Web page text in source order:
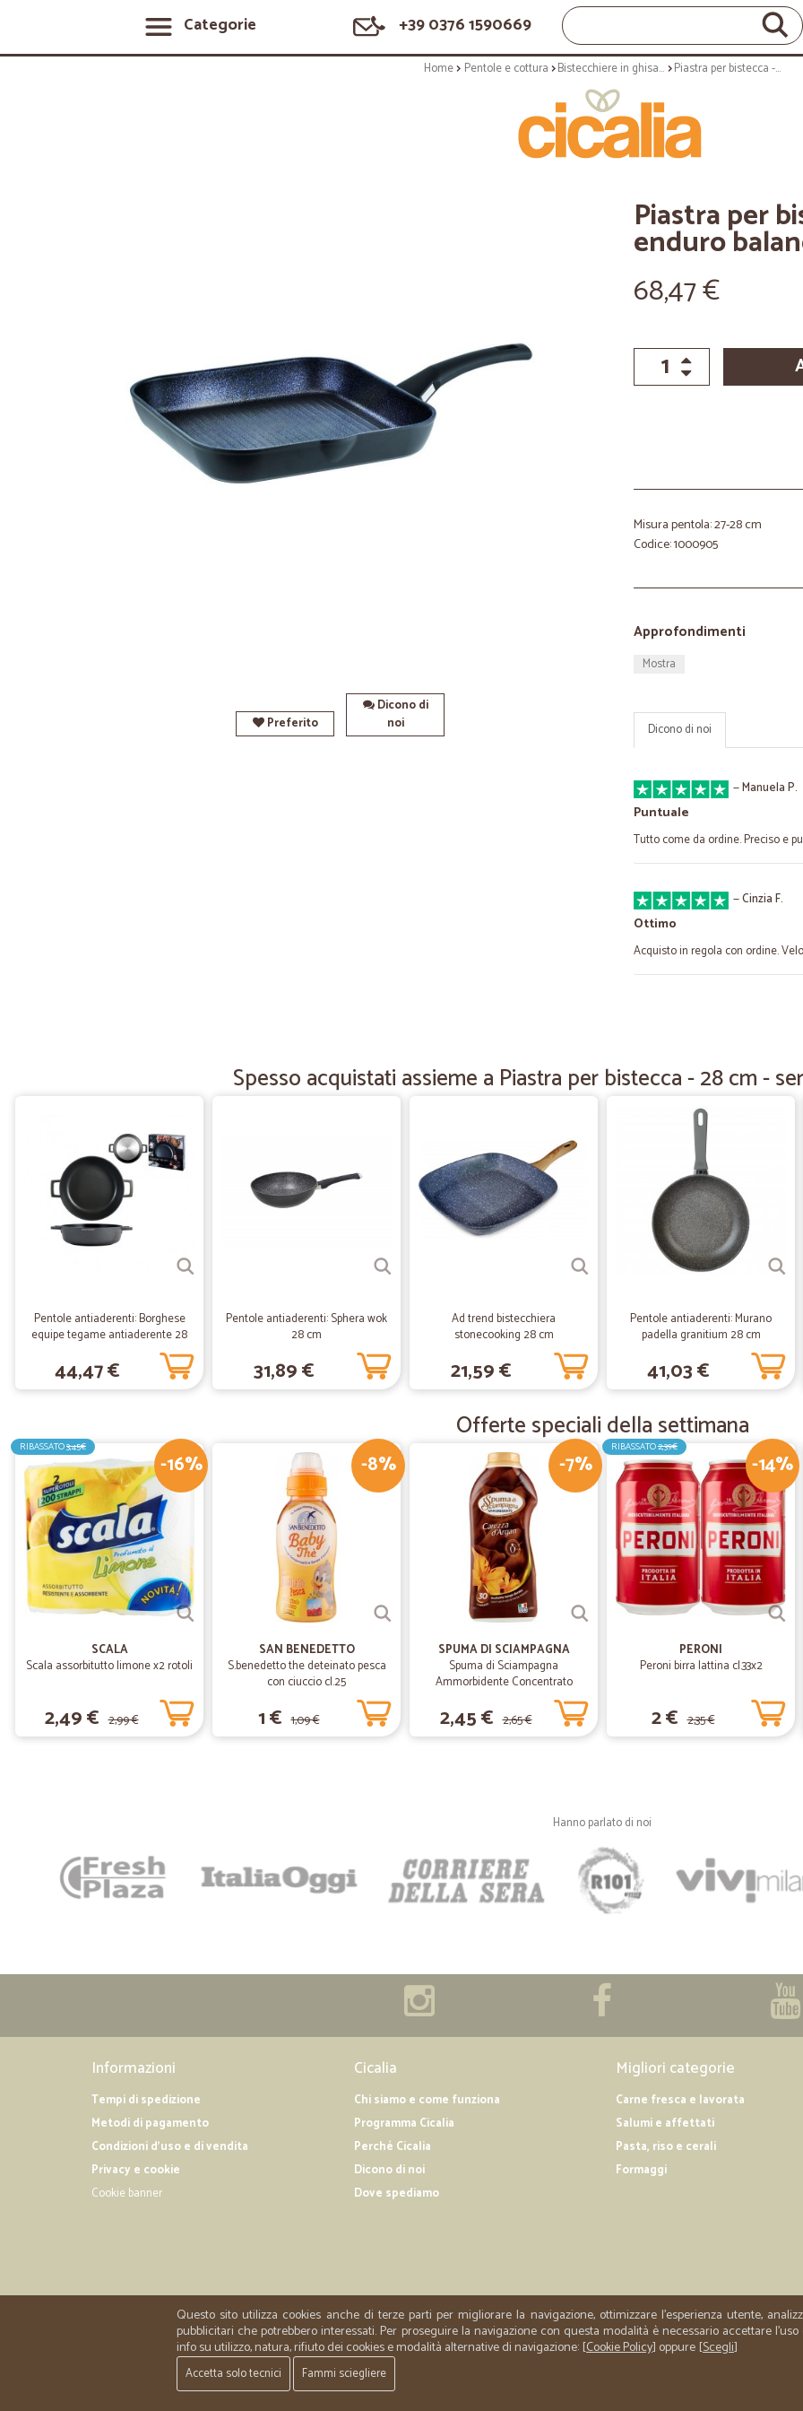
Categorie +39 0376 1590669
Home Pentole e cottura Bistecchiere in ghisa e piastre Piastra per bistecca - 28 cm - serie enduro balance
Preferito
Dicono di
noi
Piastra per
enduro
68,47 €
Misura pentola: 27-28 cm
Codice: 1000905
Approfondimenti
Mostra
Dicono di noi
—Manuela P.
Puntuale
Tutto come da ordine. Preciso e
—Cinzia F.
Ottimo
Acquisto in regola con ordine.
Velocissimi.
Velocissimi.
— Margherita T.
Persone serie.spedizione
— Pellegrino A.
Perfetti tranne la
Perfetti tranne la scadenza
bottiglia bastava specificarlo e non
—Manuela T.
Precisione e professionalità
Precisione e professionalità.
—Beatrice F.
Ottima esperienza.
Spedizione veloce
Tutto molto bene!
Tutto molto bene! Merce ricevuta
Spesso acquistati assieme a Piastra per bistecca - 28 cm -
Pentole antiaderenti: Borghese
equipe tegame antiaderente 28
44,47 €
Pentole antiaderenti: Sphera wok
28 cm
31,89 €
Ad trend bistecchiera
stonecooking 28 cm
21,59 €
Pentole antiaderenti: Murano
padella granitium 28 cm
41,03 €
Offerte speciali della settimana
-16%
RIBASSATO3,45€
SCALA
Scala assorbitutto limone x2 rotoli
2,49 € 2,99 €
-8%
SAN BENEDETTO
S.benedetto the deteinato pesca
con ciuccio cl.25
1 € 1,09 €
-7%
SPUMA DI SCIAMPAGNA
Spuma di Sciampagna
Ammorbidente Concentrato
Carezza d'Argan 600 ml
2,45 € 2,65 €
-14%
RIBASSATO2,39€
PERONI
Peroni birra lattina cl.33x2
2 € 2,35 €
Hanno parlato di noi
Informazioni
Tempi di spedizione
Metodi di pagamento
Condizioni d'uso e di vendita
Privacy e cookie
Cookie banner
Cicalia
Chi siamo e come funziona
Programma Cicalia
Perché Cicalia
Dicono di noi
Dove spediamo
Migliori categorie
Carne fresca e lavorata
Salumi e affettati
Pasta, riso e cerali
Formaggi
Questo sito utilizza cookies anche di terze parti per migliorare la navigazione, ottimizzare l'esperienza utente,
pubblicitari che potrebbero interessati. Per proseguire la navigazione con questa modalità è necessario accettare
info su utilizzo, natura, rifiuto dei cookies e modalità alternative di navigazione: [Cookie Policy] oppure [Scegli]
Accetta solo tecnici Fammi sciegliere